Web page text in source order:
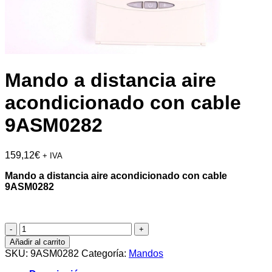
Mando a distancia aire
acondicionado con cable
9ASM0282
159,12€ + IVA
Mando a distancia aire acondicionado con cable
9ASM0282
Mando
a
distancia
aire
Añadir al carrito
SKU: 9ASM0282 Categoría: Mandos